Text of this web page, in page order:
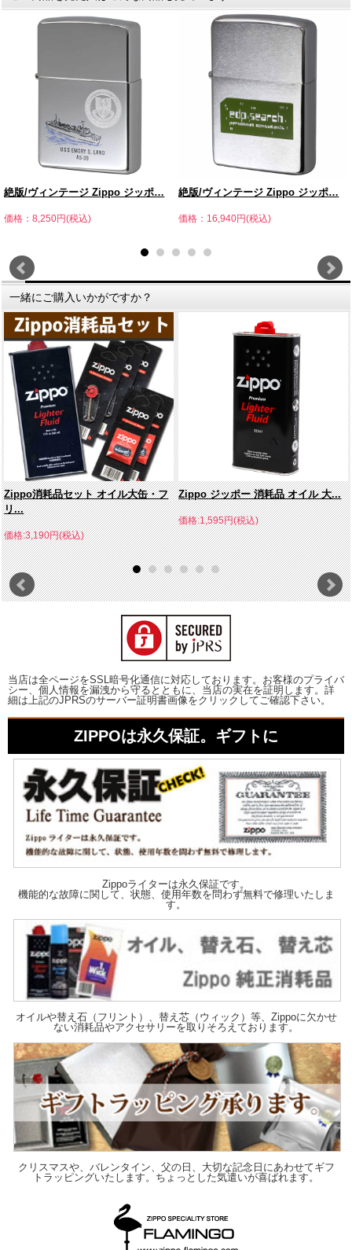
絶版/ヴィンテージ Zippo ジッポ…
価格：8,250円(税込)
絶版/ヴィンテージ Zippo ジッポ…
価格：16,940円(税込)
一緒にご購入いかがですか？
Zippo消耗品セット オイル大缶・フ
リ...
価格:3,190円(税込)
Zippo ジッポー 消耗品 オイル 大...
価格:1,595円(税込)
当店は全ページをSSL暗号化通信に対応しております。お客様のプライバ
シー、個人情報を漏洩から守るとともに、当店の実在を証明します。詳
細は上記のJPRSのサーバー証明書画像をクリックしてご確認下さい。
ZIPPOは永久保証。ギフトに
Zippoライターは永久保証です。
機能的な故障に関して、状態、使用年数を問わず無料で修理いたしま
す。
オイルや替え石（フリント）、替え芯（ウィック）等、Zippoに欠かせ
ない消耗品やアクセサリーを取りそろえております。
クリスマスや、バレンタイン、父の日、大切な記念日にあわせてギフ
トラッピングいたします。ちょっとした気遣いが喜ばれます。